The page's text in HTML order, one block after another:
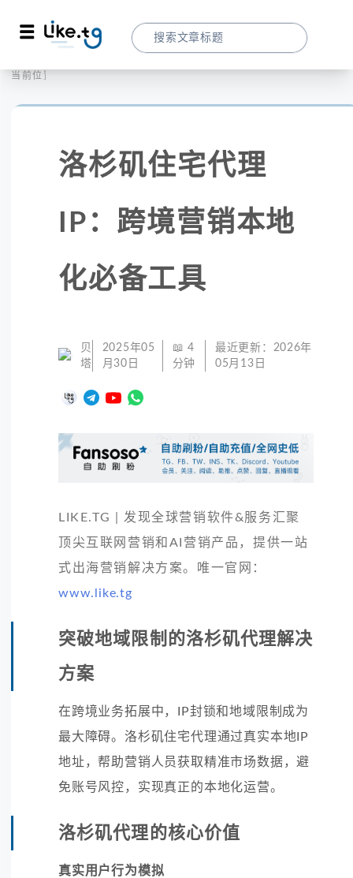
当前位置：
洛杉矶住宅代理
IP：跨境营销本地
化必备工具
贝
塔
2025年05
月30日
📖 4
分钟
最近更新： 2026年
05月13日
LIKE.TG | 发现全球营销软件&服务汇聚
顶尖互联网营销和AI营销产品，提供一站
式出海营销解决方案。唯一官网：
www.like.tg
突破地域限制的洛杉矶代理解决
方案
在跨境业务拓展中，IP封锁和地域限制成为
最大障碍。洛杉矶住宅代理通过真实本地IP
地址，帮助营销人员获取精准市场数据，避
免账号风控，实现真正的本地化运营。
洛杉矶代理的核心价值
真实用户行为模拟